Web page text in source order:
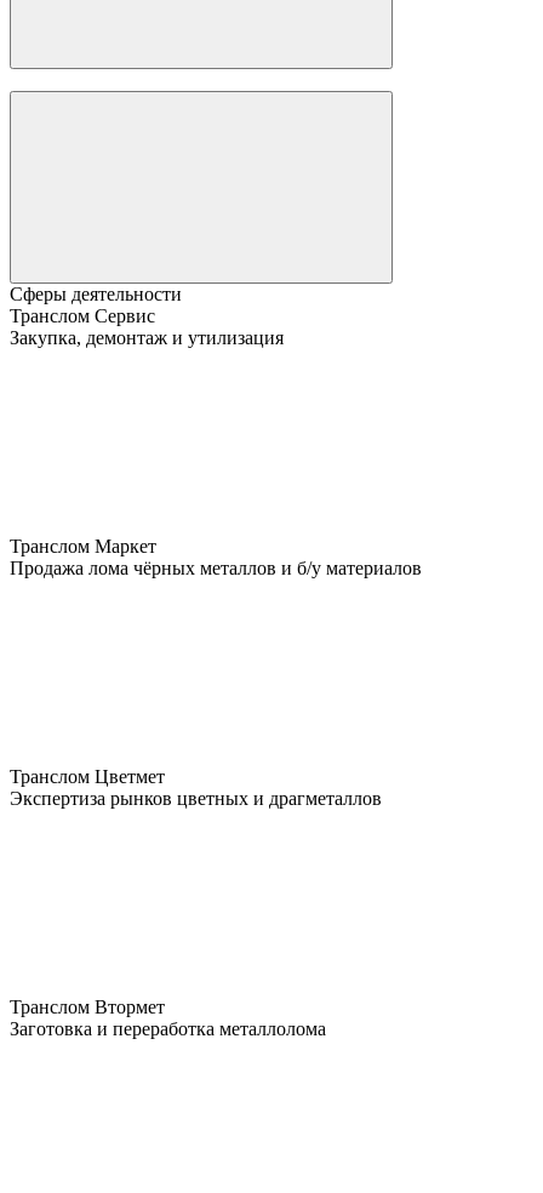
Сферы деятельности
Транслом Сервис
Закупка, демонтаж и утилизация
Транслом Маркет
Продажа лома чёрных металлов и б/у материалов
Транслом Цветмет
Экспертиза рынков цветных и драгметаллов
Транслом Втормет
Заготовка и переработка металлолома